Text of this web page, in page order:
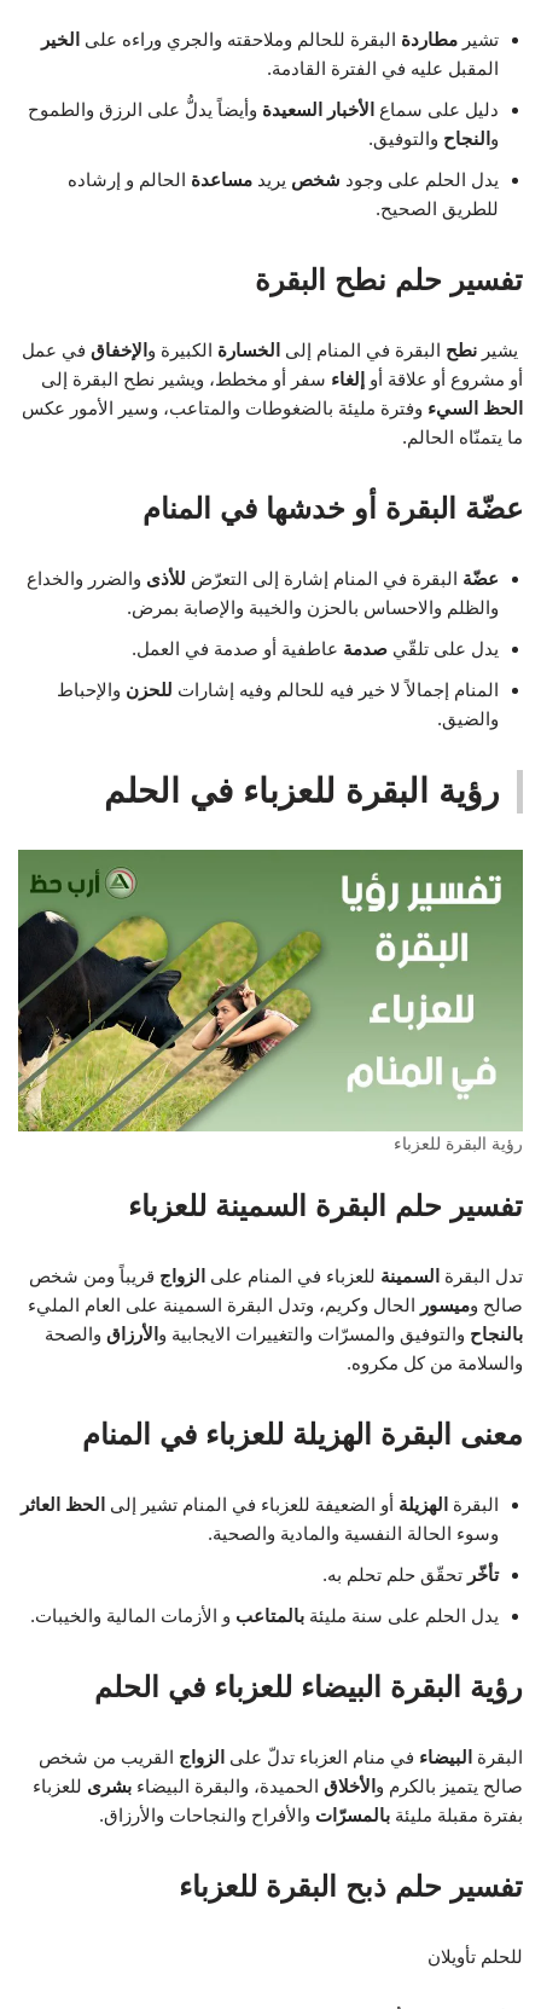
تشير مطاردة البقرة للحالم وملاحقته والجري وراءه على الخير
المقبل عليه في الفترة القادمة.
دليل على سماع الأخبار السعيدة وأيضاً يدلُّ على الرزق والطموح
و النجاح والتوفيق.
يدل الحلم على وجود شخص يريد مساعدة الحالم و إرشاده
للطريق الصحيح.
تفسير حلم نطح البقرة
يشير نطح البقرة في المنام إلى الخسارة الكبيرة و الإخفاق في عمل
أو مشروع أو علاقة أو إلغاء سفر أو مخطط، ويشير نطح البقرة إلى
الحظ السيء وفترة مليئة بالضغوطات والمتاعب، وسير الأمور عكس
ما يتمنّاه الحالم.
عضّة البقرة أو خدشها في المنام
عضّة البقرة في المنام إشارة إلى التعرّض للأذى والضرر والخداع
والظلم والاحساس بالحزن والخيبة والإصابة بمرض.
يدل على تلقّي صدمة عاطفية أو صدمة في العمل.
المنام إجمالاً لا خير فيه للحالم وفيه إشارات للحزن والإحباط
والضيق.
رؤية البقرة للعزباء في الحلم
رؤية البقرة للعزباء
تفسير حلم البقرة السمينة للعزباء
تدل البقرة السمينة للعزباء في المنام على الزواج قريباً ومن شخص
صالح وميسور الحال وكريم، وتدل البقرة السمينة على العام المليء
بالنجاح والتوفيق والمسرّات والتغييرات الايجابية و الأرزاق والصحة
والسلامة من كل مكروه.
معنى البقرة الهزيلة للعزباء في المنام
البقرة الهزيلة أو الضعيفة للعزباء في المنام تشير إلى الحظ العاثر
وسوء الحالة النفسية والمادية والصحية.
تأخّر تحقّق حلم تحلم به.
يدل الحلم على سنة مليئة بالمتاعب و الأزمات المالية والخيبات.
رؤية البقرة البيضاء للعزباء في الحلم
البقرة البيضاء في منام العزباء تدلّ على الزواج القريب من شخص
صالح يتميز بالكرم و الأخلاق الحميدة، والبقرة البيضاء بشرى للعزباء
بفترة مقبلة مليئة بالمسرّات والأفراح والنجاحات والأرزاق.
تفسير حلم ذبح البقرة للعزباء
للحلم تأويلان